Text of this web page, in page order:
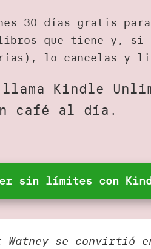
30 días gratis
que tiene y, si
lo cancelas y
llama Kindle
café al día.
sin límites con
se convirtió